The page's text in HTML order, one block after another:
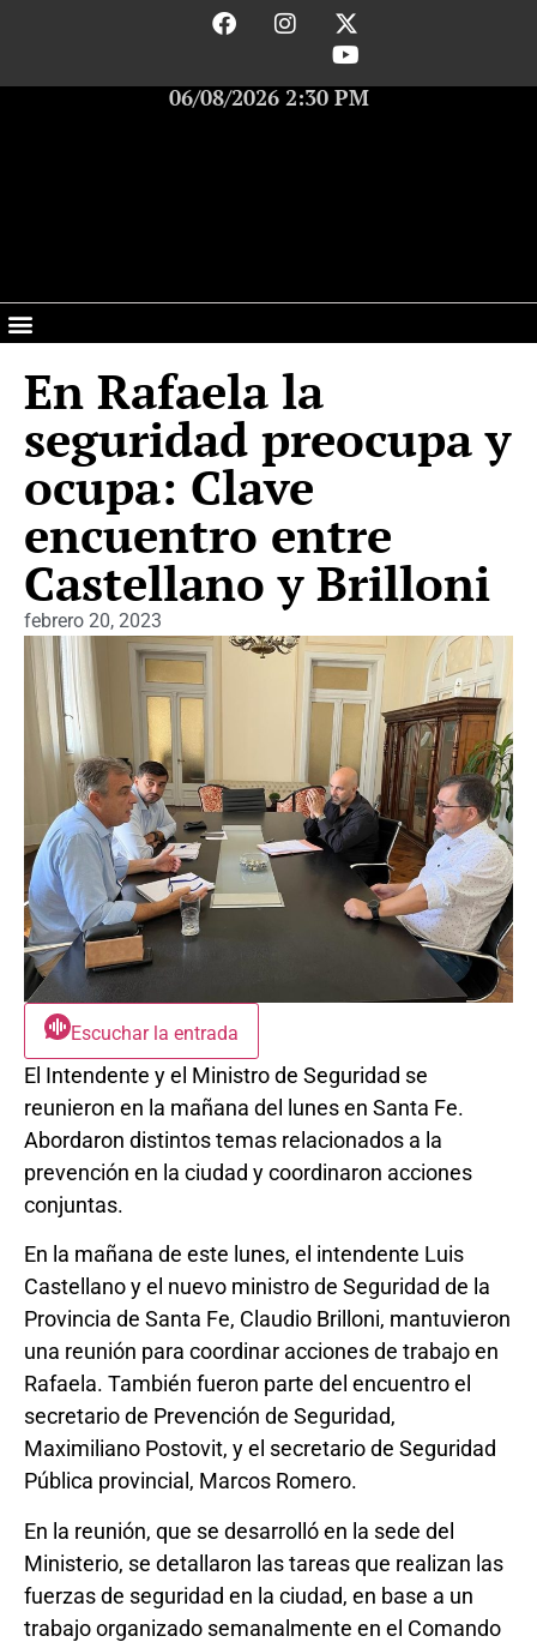
06/08/2026 2:30 PM
En Rafaela la
seguridad preocupa y
ocupa: Clave
encuentro entre
Castellano y Brilloni
febrero 20, 2023
Escuchar la entrada
El Intendente y el Ministro de Seguridad se
reunieron en la mañana del lunes en Santa Fe.
Abordaron distintos temas relacionados a la
prevención en la ciudad y coordinaron acciones
conjuntas.
En la mañana de este lunes, el intendente Luis
Castellano y el nuevo ministro de Seguridad de la
Provincia de Santa Fe, Claudio Brilloni, mantuvieron
una reunión para coordinar acciones de trabajo en
Rafaela. También fueron parte del encuentro el
secretario de Prevención de Seguridad,
Maximiliano Postovit, y el secretario de Seguridad
Pública provincial, Marcos Romero.
En la reunión, que se desarrolló en la sede del
Ministerio, se detallaron las tareas que realizan las
fuerzas de seguridad en la ciudad, en base a un
trabajo organizado semanalmente en el Comando